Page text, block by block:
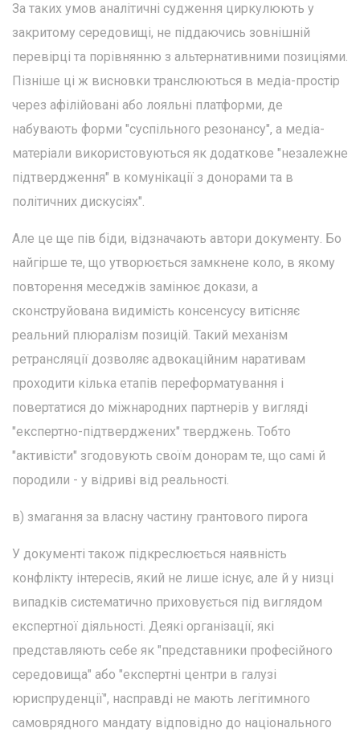
За таких умов аналітичні судження циркулюють у
закритому середовищі, не піддаючись зовнішній
перевірці та порівнянню з альтернативними позиціями.
Пізніше ці ж висновки транслюються в медіа-простір
через афілійовані або лояльні платформи, де
набувають форми "суспільного резонансу", а медіа-
матеріали використовуються як додаткове "незалежне
підтвердження" в комунікації з донорами та в
політичних дискусіях".
Але це ще пів біди, відзначають автори документу. Бо
найгірше те, що утворюється замкнене коло, в якому
повторення меседжів замінює докази, а
сконструйована видимість консенсусу витісняє
реальний плюралізм позицій. Такий механізм
ретрансляції дозволяє адвокаційним наративам
проходити кілька етапів переформатування і
повертатися до міжнародних партнерів у вигляді
"експертно-підтверджених" тверджень. Тобто
"активісти" згодовують своїм донорам те, що самі й
породили - у відриві від реальності.
в) змагання за власну частину грантового пирога
У документі також підкреслюється наявність
конфлікту інтересів, який не лише існує, але й у низці
випадків систематично приховується під виглядом
експертної діяльності. Деякі організації, які
представляють себе як "представники професійного
середовища" або "експертні центри в галузі
юриспруденції", насправді не мають легітимного
самоврядного мандату відповідно до національного